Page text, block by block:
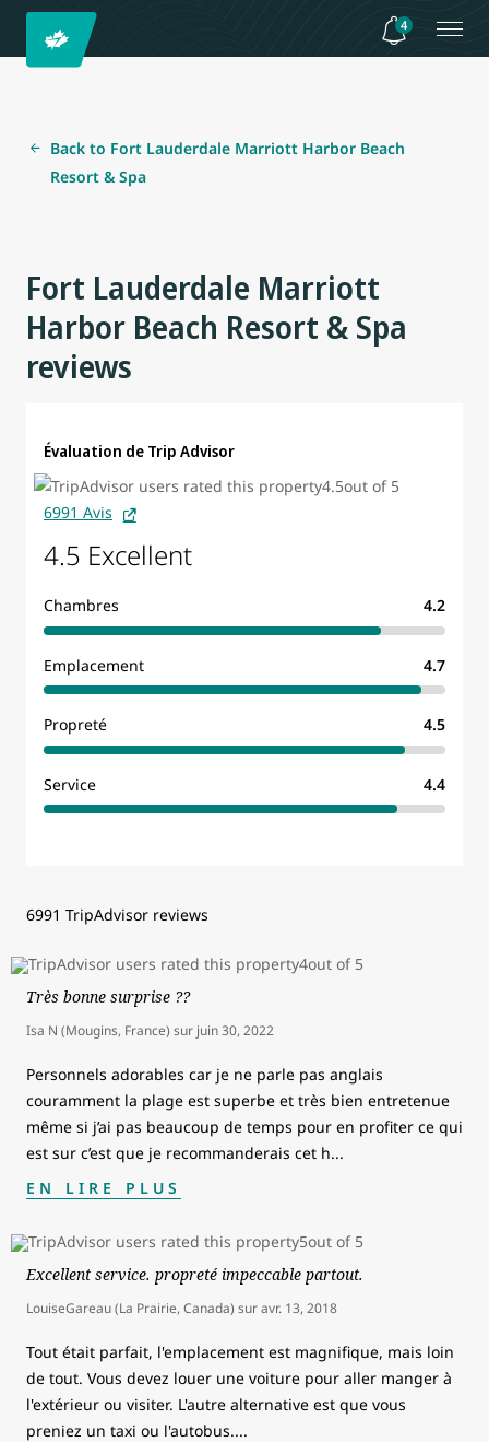
4
Back to Fort Lauderdale Marriott Harbor Beach
Resort & Spa
Fort Lauderdale Marriott
Harbor Beach Resort & Spa
reviews
Évaluation de Trip Advisor
6991 Avis
4.5 Excellent
Chambres 4.2
Emplacement 4.7
Propreté 4.5
Service 4.4
6991 TripAdvisor reviews
Très bonne surprise ??
Isa N (Mougins, France) sur juin 30, 2022
Personnels adorables car je ne parle pas anglais
couramment la plage est superbe et très bien entretenue
même si j’ai pas beaucoup de temps pour en profiter ce qui
est sur c’est que je recommanderais cet h...
EN LIRE PLUS
Excellent service. propreté impeccable partout.
LouiseGareau (La Prairie, Canada) suravr. 13, 2018
Tout était parfait, l'emplacement est magnifique, mais loin
de tout. Vous devez louer une voiture pour aller manger à
l'extérieur ou visiter. L'autre alternative est que vous
preniez un taxi ou l'autobus....